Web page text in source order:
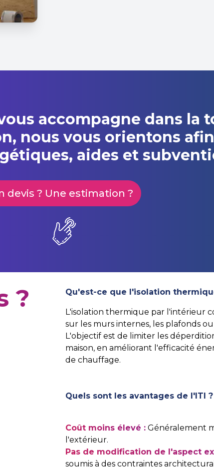
accompagne dans la
nous vous orientons
aides et
devis ? Une estimation ?
? Qu'est-ce que l'isolation
L'isolation thermique par l'intérieur
sur les murs internes, les plafonds
L'objectif est de limiter les
maison, en améliorant l'efficacité
de chauffage.
Quels sont les avantages de l'ITI ?
Coût moins élevé : Généralement
l'extérieur.
Pas de modification de l'aspect
soumis à des contraintes